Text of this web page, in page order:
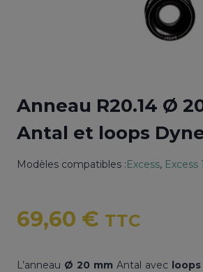
Anneau R20.14 Ø
Antal et loops
Modèles compatibles :Excess, Excess
69,60 € TTC
L’anneau Ø 20 mm Antal avec